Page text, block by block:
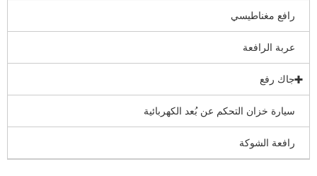
رافع مغناطيسي
عربة الرافعة
جاك رفع
سيارة خزان التحكم عن بُعد الكهربائية
رافعة الشوكة